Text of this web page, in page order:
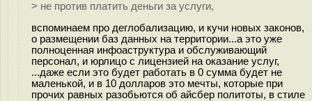
> не против платить деньги за услуги,
вспоминаем про деглобализацию, и кучи новых законов,
о размещении баз данных на территории...а это уже
полноценная инфоаструктура и обслуживающий
персонал, и юрлицо с лицензией на оказание услуг,
...даже если это будет работать в 0 сумма будет не
маленькой, и в 10 долларов это мечты, которые при
прочих равных разобьются об айсбер политоты, в стиле